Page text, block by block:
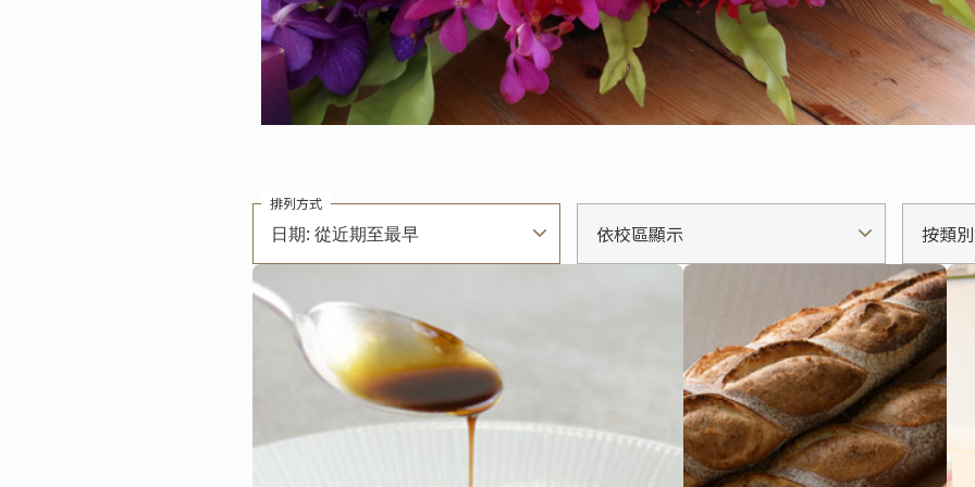
日期: 從近期至最早
排列方式
依校區顯示 按類